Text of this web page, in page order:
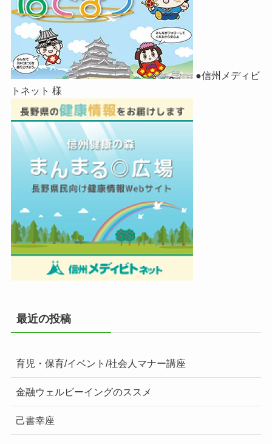
●信州メディビ
トネット 様
最近の投稿
育児・保育/イベント/社会人マナー講座
金融ウェルビーイングのススメ
己書幸座